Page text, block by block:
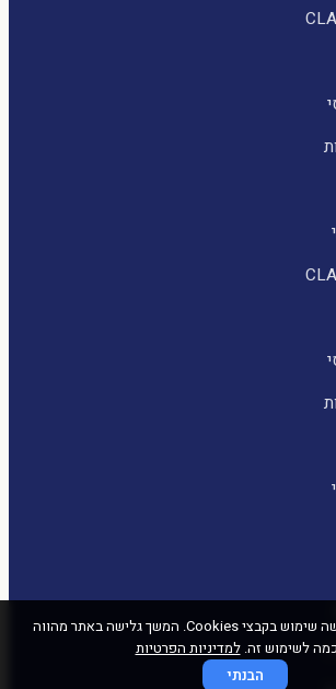
לידיעתך, באתר זה נעשה שימוש בקבצי Cookies. המשך גלישה באתר מהווה
לשימוש זה.למדיניות הפרטיות
הבנתי